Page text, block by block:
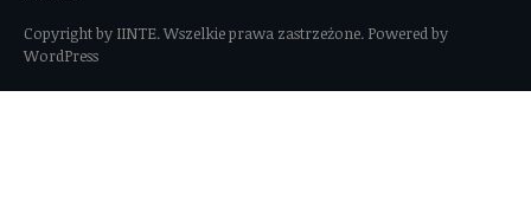
Copyright by IINTE. Wszelkie prawa zastrzeżone. Powered by
WordPress